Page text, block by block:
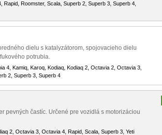
Roomster, Scala, Superb 2, Superb 3, Superb 4,
dielu s katalyzátorom, spojovacieho dielu
potrubia.
4, Kamiq, Karoq, Kodiaq, Kodiaq 2, Octavia 2, Octavia 3,
2, Superb 3, Superb 4
pevných častíc. Určené pre vozidlá s motorizáciou
2, Octavia 3, Octavia 4, Rapid, Scala, Superb 3, Yeti